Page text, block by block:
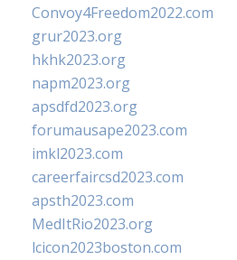
Convoy4Freedom2022.com
grur2023.org
hkhk2023.org
napm2023.org
apsdfd2023.org
forumausape2023.com
imkl2023.com
careerfaircsd2023.com
apsth2023.com
MedItRio2023.org
lcicon2023boston.com